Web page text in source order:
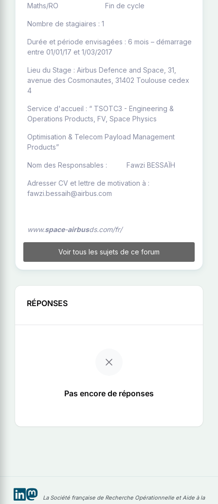
Maths/RO Fin de cycle
Nombre de stagiaires : 1
Durée et période envisagées : 6 mois – démarrage
entre 01/01/17 et 1/03/2017
Lieu du Stage : Airbus Defence and Space, 31,
avenue des Cosmonautes, 31402 Toulouse cedex
4
Service d'accueil : “ TSOTC3 - Engineering &
Operations Products, FV, Space Physics
Optimisation & Telecom Payload Management
Products”
Nom des Responsables : Fawzi BESSAÏH
Adresser CV et lettre de motivation à :
fawzi.bessaih@airbus.com
www.space-airbusds.com/fr/
Voir tous les sujets de ce forum
RÉPONSES
Pas encore de réponses
La Société française de Recherche Opérationnelle et Aide à la